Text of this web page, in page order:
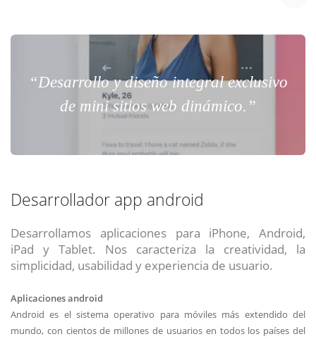
“Desarrollo y diseño integral exclusivo
de mini sitios web dinámico.”
Desarrollador app android
Desarrollamos aplicaciones para iPhone, Android,
iPad y Tablet. Nos caracteriza la creatividad, la
simplicidad, usabilidad y experiencia de usuario.
Aplicaciones android
Android es el sistema operativo para móviles más extendido del
mundo, con cientos de millones de usuarios en todos los países del